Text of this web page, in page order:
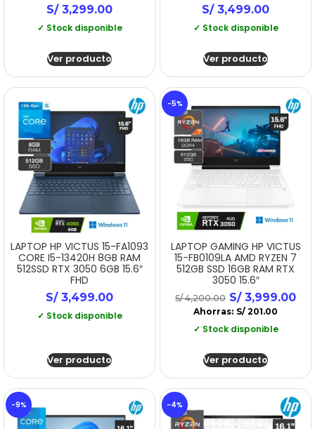
S/3,299.00
✓ Stock disponible
Ver producto
S/3,499.00
✓ Stock disponible
Ver producto
LAPTOP HP VICTUS 15-FA1093
CORE I5-13420H 8GB RAM
512SSD RTX 3050 6GB 15.6″
FHD
S/3,499.00
✓ Stock disponible
Ver producto
-5%
LAPTOP GAMING HP VICTUS
15-FB0109LA AMD RYZEN 7
512GB SSD 16GB RAM RTX
3050 15.6″
S/4,200.00 S/3,999.00
Ahorras: S/ 201.00
✓ Stock disponible
Ver producto
-9% -4%